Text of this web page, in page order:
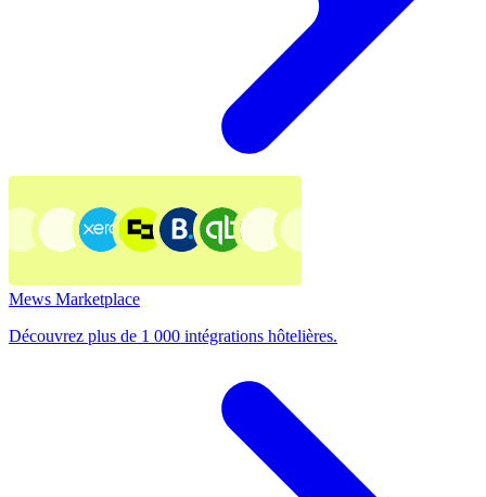
Mews Marketplace
Découvrez plus de 1 000 intégrations hôtelières.